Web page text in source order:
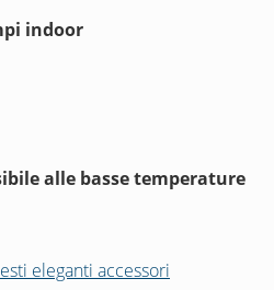
indoor
alle basse temperature
eleganti accessori